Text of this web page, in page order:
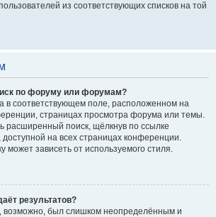
из соответствующих списков на той
по форуму или форумам?
в соответствующем поле, расположенном на
страницах просмотра форума или темы.
расширенный поиск, щёлкнув по ссылке
на всех страницах конференции.
может зависеть от используемого стиля.
результатов?
возможно, был слишком неопределённым и